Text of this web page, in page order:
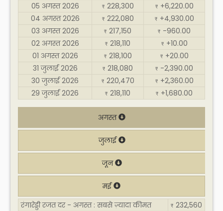
05 अगस्त 2026
₹ 228,300 ₹ +6,220.00
04 अगस्त 2026
₹ 222,080 ₹ +4,930.00
03 अगस्त 2026
₹ 217,150 ₹ -960.00
02 अगस्त 2026
₹ 218,110 ₹ +10.00
01 अगस्त 2026
₹ 218,100 ₹ +20.00
31 जुलाई 2026
₹ 218,080 ₹ -2,390.00
30 जुलाई 2026
₹ 220,470 ₹ +2,360.00
29 जुलाई 2026
₹ 218,110 ₹ +1,680.00
अगस्त
जुलाई
जून
मई
रंगारेड्डी रजत दर - अगस्त : सबसे ज़्यादा कीमत
₹ 232,560